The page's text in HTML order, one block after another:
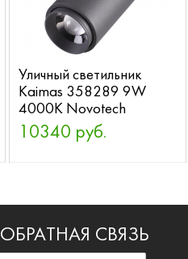
Уличный светильник
Kaimas 358289 9W
4000K Novotech
10340 руб.
ОБРАТНАЯ СВЯЗЬ